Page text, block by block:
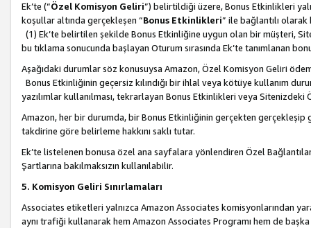
Ek’te (“Özel Komisyon Geliri”) belirtildiği üzere, Bonus Etkinlikleri
koşullar altında gerçekleşen “Bonus Etkinlikleri” ile bağlantılı olarak
(1) Ek’te belirtilen şekilde Bonus Etkinliğine uygun olan bir müşteri,
bu tıklama sonucunda başlayan Oturum sırasında Ek’te tanımlanan
Aşağıdaki durumlar söz konusuysa Amazon, Özel Komisyon Geliri
Bonus Etkinliğinin geçersiz kılındığı bir ihlal veya kötüye kullanım
yazılımlar kullanılması, tekrarlayan Bonus Etkinlikleri veya
Amazon, her bir durumda, bir Bonus Etkinliğinin gerçekten gerçekleşip
takdirine göre belirleme hakkını saklı tutar.
Ek’te listelenen bonusa özel ana sayfalara yönlendiren Özel
Şartlarına bakılmaksızın kullanılabilir.
5. Komisyon Geliri Sınırlamaları
Associates etiketleri yalnızca Amazon Associates komisyonlarından
aynı trafiği kullanarak hem Amazon Associates Programı hem de